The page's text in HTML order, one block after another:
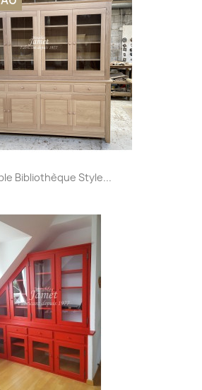
Bibliothèque Style...